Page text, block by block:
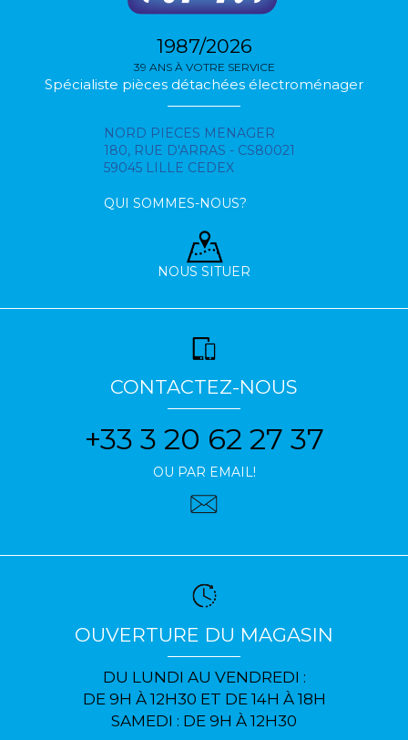
1987/2026
39 ANS À VOTRE SERVICE
Spécialiste pièces détachées électroménager
NORD PIECES MENAGER
180, RUE D'ARRAS - CS80021
59045 LILLE CEDEX
QUI SOMMES-NOUS?
NOUS SITUER
CONTACTEZ-NOUS
+33 3 20 62 27 37
OU PAR EMAIL!
OUVERTURE DU MAGASIN
DU LUNDI AU VENDREDI :
DE 9H À 12H30 ET DE 14H À 18H
SAMEDI : DE 9H À 12H30